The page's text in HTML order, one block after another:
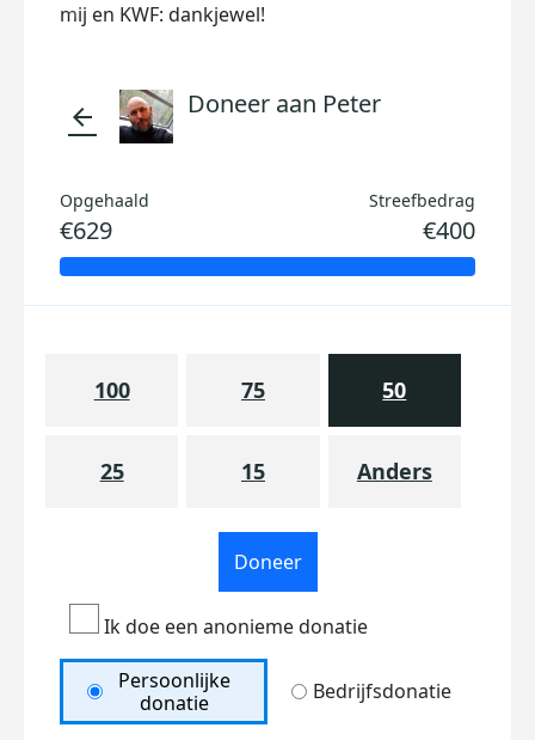
mij en KWF: dankjewel!
arrow_back Doneer aan Peter
Opgehaald
€629
Streefbedrag
€400
100 75 50
25 15 Anders
Doneer
Ik doe een anonieme donatie
Persoonlijke
donatie
Bedrijfsdonatie